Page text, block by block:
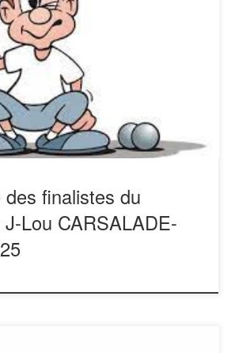
du Challenge J Lou CARSALADE
LATGE. COUBES. (Mazamet
GRANJON. ANDRE. BRUNEL.
1998 ROLLAND. X . X .
de la REUNION 1999 Thierry
(Varilhes 09) TOULOUSE
Alain VIGUIER. LAVAL. (St […]
des finalistes du
Lou CARSALADE-